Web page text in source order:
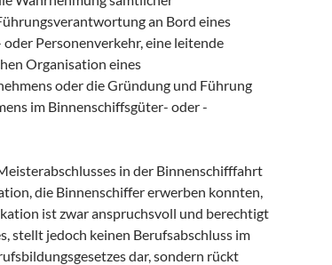
an Bord eines
Personenverkehr, eine leitende
Organisation eines
oder die Gründung und Führung
im Binnenschiffsgüter- oder -
in der Binnenschifffahrt
die Binnenschiffer erwerben konnten,
ist zwar anspruchsvoll und berechtigt
stellt jedoch keinen Berufsabschluss im
dar, sondern rückt